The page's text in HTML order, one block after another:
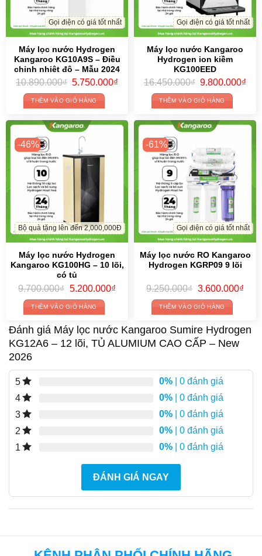
Gọi điện có giá tốt nhất
Máy lọc nước Hydrogen
Kangaroo KG10A9S – Điều
chỉnh nhiệt độ – Mẫu 2024
10.890.000₫ Original
was:
10.890.000₫.
5.750.000₫ Current
5.750.000₫.
THÊM VÀO GIỎ HÀNG
Gọi điện có giá tốt nhất
Máy lọc nước Kangaroo
Hydrogen ion kiềm
KG100EED
16.450.000₫ Original
was:
16.450.000₫.
9.800.000₫
THÊM VÀO GIỎ HÀNG
-46%
Bộ quà tặng lên đến 2,000,000Đ
Máy lọc nước Hydrogen
Kangaroo KG100HG – 10 lõi,
có tủ
9.700.000₫ Original
was:
9.700.000₫.
5.200.000₫Current
5.200.000₫.
THÊM VÀO GIỎ HÀNG
-61%
Gọi điện có giá tốt nhất
Máy lọc nước RO Kangaroo
Hydrogen KGRP09 9 lõi
9.250.000₫ Original
was:
9.250.000₫.
3.600.000₫
THÊM VÀO GIỎ HÀNG
Đánh giá Máy lọc nước Kangaroo Sumire Hydrogen
KG12A6 – 12 lõi, TỦ ALUMIUM CAO CẤP – New
2026
5 0% | 0 đánh giá
4
0% | 0 đánh giá
3
0% | 0 đánh giá
2
0% | 0 đánh giá
1
0% | 0 đánh giá
ĐÁNH GIÁ NGAY